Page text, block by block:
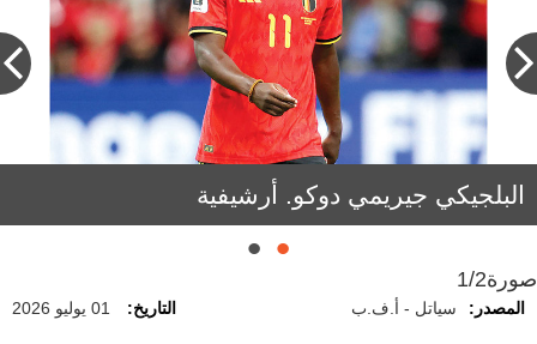
البلجيكي جيريمي دوكو. أرشيفية
السنغالي ساديو مانيه. إي.بي.إيه
صورة1/2
المصدر: سياتل - أ.ف.ب التاريخ: 01 يوليو 2026